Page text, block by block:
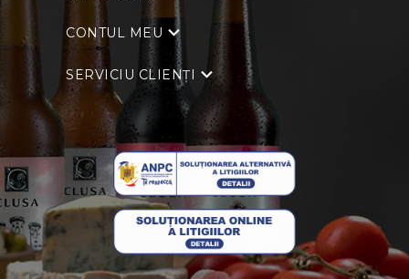
CONTUL MEU
SERVICIU CLIENȚI